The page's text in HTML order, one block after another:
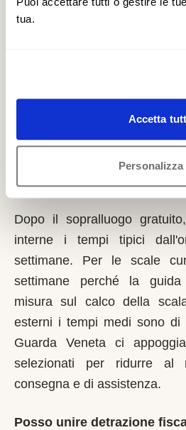
tua.
Accetta
Personalizza
con risorse proprie;
presentata sempre prima
Veneta con limitazioni
Quanto tempo serve per
Dopo il sopralluogo
interne i tempi tipici
settimane. Per le scale
settimane perché la
misura sul calco della
esterni i tempi medi sono di
Guarda Veneta ci
selezionati per ridurre
consegna e di assistenza.
Posso unire detrazione